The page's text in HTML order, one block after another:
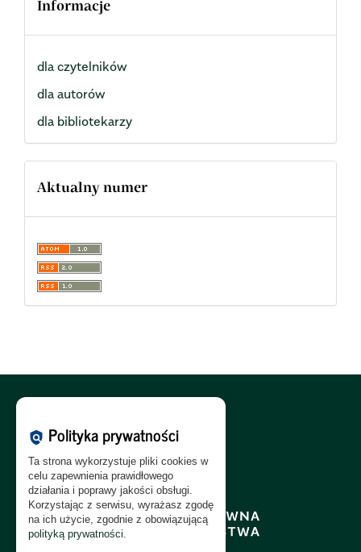
Informacje
dla czytelników
dla autorów
dla bibliotekarzy
Aktualny numer
Polityka Prywatności:PL
Polityka RODO:PL|EN
policy Polityka prywatności
Ta strona wykorzystuje pliki cookies w
celu zapewnienia prawidłowego
działania i poprawy jakości obsługi.
Korzystając z serwisu, wyrażasz zgodę
na ich użycie, zgodnie z obowiązującą
polityką prywatności